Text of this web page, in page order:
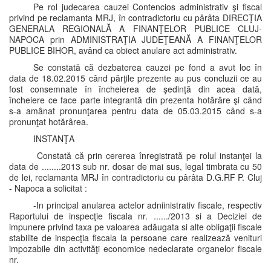
Pe rol judecarea cauzei Contencios administrativ şi fiscal
privind pe reclamanta MRJ, în contradictoriu cu pârâta DIRECŢIA
GENERALA REGIONALĂ A FINANŢELOR PUBLICE CLUJ-
NAPOCA prin ADMINISTRAŢIA JUDEŢEANĂ A FINANŢELOR
PUBLICE BIHOR, având ca obiect anulare act administrativ.
Se constată că dezbaterea cauzei pe fond a avut loc în
data de 18.02.2015 când părţile prezente au pus concluzii ce au
fost consemnate în încheierea de şedinţă din acea dată,
încheiere ce face parte integrantă din prezenta hotărâre şi când
s-a amânat pronunţarea pentru data de 05.03.2015 când s-a
pronunţat hotărârea.
INSTANŢA
Constată că prin cererea înregistrată pe rolul instanţei la
data de ........2013 sub nr. dosar de mai sus, legal timbrata cu 50
de lei, reclamanta MRJ în contradictoriu cu pârâta D.G.RF P. Cluj
- Napoca a solicitat :
-In principal anularea actelor adniinistrativ fiscale, respectiv
Raportului de inspecţie fiscala nr. ....../2013 si a Deciziei de
impunere privind taxa pe valoarea adăugata si alte obligaţii fiscale
stabilite de inspecţia fiscala la persoane care realizează venituri
impozabile din activităţi economice nedeclarate organelor fiscale
nr.